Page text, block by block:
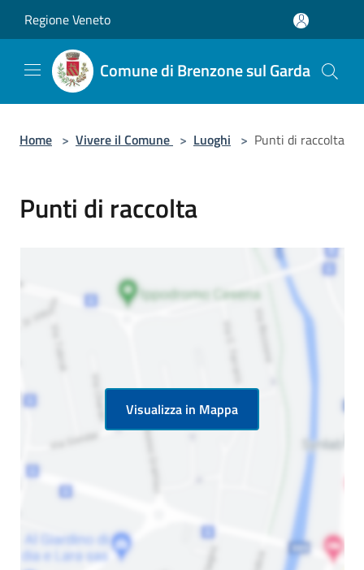
Regione Veneto
Comune di Brenzone sul Garda
Home > Vivere il Comune > Luoghi > Punti di raccolta
Punti di raccolta
Visualizza in Mappa